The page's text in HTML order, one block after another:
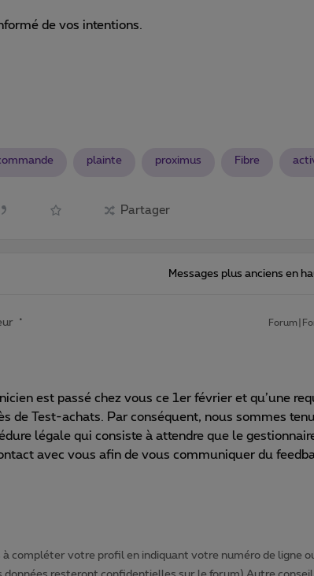
de vos intentions.
plainte proximus Fibre
Partager
Messages plus anciens en
est passé chez vous ce 1er février et qu’une
de Test-achats. Par conséquent, nous sommes
légale qui consiste à attendre que le
avec vous afin de vous communiquer du
compléter votre profil en indiquant votre numéro de ligne